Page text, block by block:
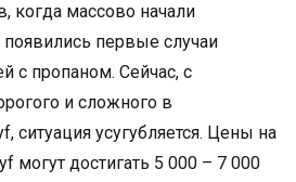
когда массово начали
появились первые случаи
с пропаном. Сейчас, с
и сложного в
ситуация усугубляется. Цены на
могут достигать 5 000 – 7 000